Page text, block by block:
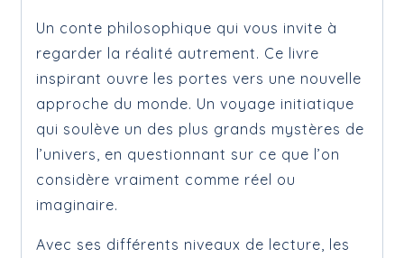
Un conte philosophique qui vous invite à
regarder la réalité autrement. Ce livre
inspirant ouvre les portes vers une nouvelle
approche du monde. Un voyage initiatique
qui soulève un des plus grands mystères de
l’univers, en questionnant sur ce que l’on
considère vraiment comme réel ou
imaginaire.
Avec ses différents niveaux de lecture, les